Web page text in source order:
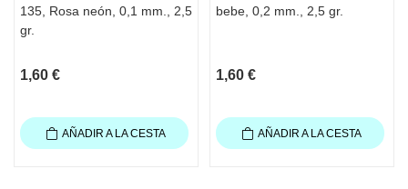
135, Rosa neón, 0,1 mm., 2,5
gr.
1,60 €
AÑADIR A LA CESTA
bebe, 0,2 mm., 2,5 gr.
1,60 €
AÑADIR A LA CESTA